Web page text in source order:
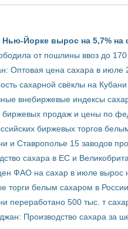
Нью-Йорке вырос на 5,7% на
от пошлины ввоз до
Оптовая цена сахара в июле
сахарной свёклы на
внебиржевые индексы
продаж и цены по
биржевых торгов
и Ставрополье 15 заводов
сахара в ЕС и
ФАО на сахар в июле вырос
торги белым сахаром в
переработано 500 тыс. т
Производство сахара за